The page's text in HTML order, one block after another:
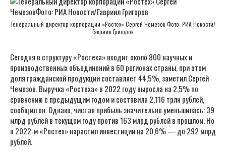
Генеральный директор корпорации «Ростех» Сергей Чемезов Фото: РИА Новости/
Гавриил Григоров
Сегодня в структуру «Ростеха» входит около 800 научных и
производственных объединений в 60 регионах страны, при этом
доля гражданской продукции составляет 44,5%, заметил Сергей
Чемезов. Выручка «Ростеха» в 2022 году выросла на 2,5% по
сравнению с предыдущим годом и составила 2,116 трлн рублей,
сообщил он. Однако, чистая прибыль значительно уменьшилась: 39
млрд рублей в текущем году против 163 млрд рублей в прошлом. Но
в 2022-м «Ростех» нарастил инвестиции на 20,6% — до 292 млрд
рублей.